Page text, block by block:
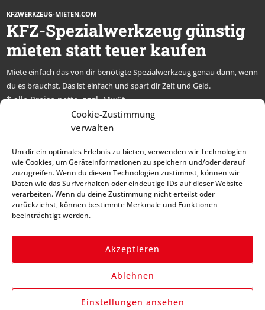
Cookie-Zustimmung
verwalten
Um dir ein optimales Erlebnis zu bieten, verwenden wir Technologien
wie Cookies, um Geräteinformationen zu speichern und/oder darauf
zuzugreifen. Wenn du diesen Technologien zustimmst, können wir
Daten wie das Surfverhalten oder eindeutige IDs auf dieser Website
verarbeiten. Wenn du deine Zustimmung nicht erteilst oder
zurückziehst, können bestimmte Merkmale und Funktionen
beeinträchtigt werden.
Akzeptieren
Ablehnen
Einstellungen ansehen
KFZWERKZEUG-MIETEN.COM
KFZ-Spezialwerkzeug günstig
mieten statt teuer kaufen
Miete einfach das von dir benötigte Spezialwerkzeug genau dann, wenn
du es brauchst. Das ist einfach und spart dir Zeit und Geld.
* alle Preise netto, zzgl. MwSt.
Abonniere unseren
Newsletter und bleibe
immer auf dem Laufenden
Anmelden